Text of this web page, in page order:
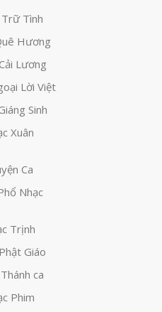
Trữ Tình
Hương
Lương
Lời Việt
Sinh
Xuân
Ca
Nhạc
Trịnh
Giáo
ca
Phim